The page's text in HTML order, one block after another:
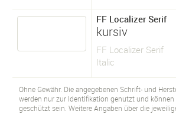
FF Localizer Serif
kursiv
FF Localizer Serif
Italic
Ohne Gewähr. Die angegebenen Schrift- und
werden nur zur Identifikation genutzt und
geschützt sein. Weitere Angaben über die